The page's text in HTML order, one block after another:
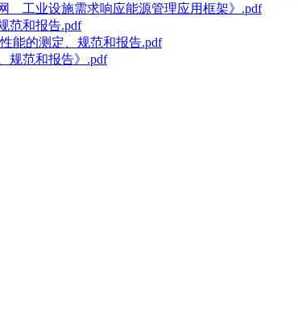
工业设施需求响应能源管理应用框架》.pdf
范和报告.pdf
能的测定、规范和报告.pdf
规范和报告》.pdf